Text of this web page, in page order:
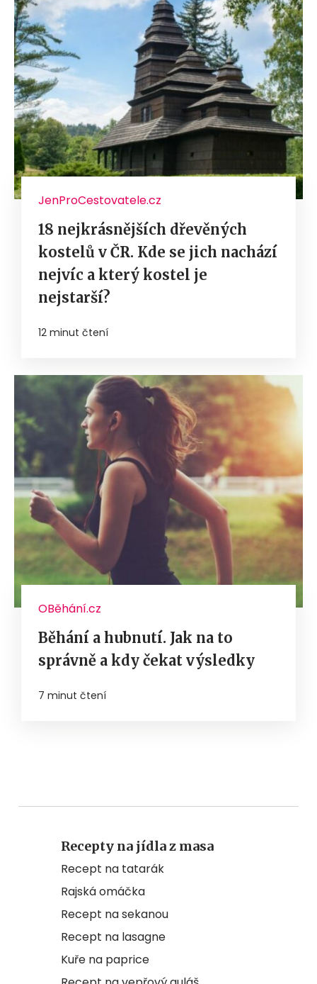
JenProCestovatele.cz
18 nejkrásnějších dřevěných
kostelů v ČR. Kde se jich nachází
nejvíc a který kostel je
nejstarší?
12 minut čtení
OBěhání.cz
Běhání a hubnutí. Jak na to
správně a kdy čekat výsledky
7 minut čtení
Recepty na jídla z masa
Recept na tatarák
Rajská omáčka
Recept na sekanou
Recept na lasagne
Kuře na paprice